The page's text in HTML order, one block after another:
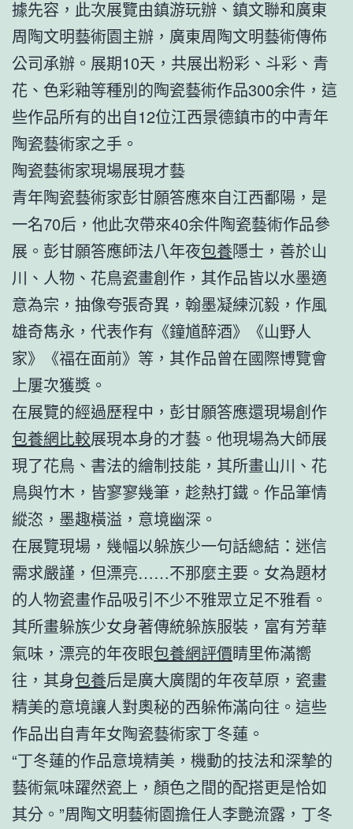
據先容，此次展覽由鎮游玩辦、鎮文聯和廣東
周陶文明藝術園主辦，廣東周陶文明藝術傳佈
公司承辦。展期10天，共展出粉彩、斗彩、青
花、色彩釉等種別的陶瓷藝術作品300余件，這
些作品所有的出自12位江西景德鎮市的中青年
陶瓷藝術家之手。
陶瓷藝術家現場展現才藝
青年陶瓷藝術家彭甘願答應來自江西鄱陽，是
一名70后，他此次帶來40余件陶瓷藝術作品參
展。彭甘願答應師法八年夜包養隱士，善於山
川、人物、花鳥瓷畫創作，其作品皆以水墨適
意為宗，抽像夸張奇異，翰墨凝練沉毅，作風
雄奇雋永，代表作有《鐘馗醉酒》《山野人
家》《福在面前》等，其作品曾在國際博覽會
上屢次獲獎。
在展覽的經過歷程中，彭甘願答應還現場創作
包養網比較展現本身的才藝。他現場為大師展
現了花鳥、書法的繪制技能，其所畫山川、花
鳥與竹木，皆寥寥幾筆，趁熱打鐵。作品筆情
縱恣，墨趣橫溢，意境幽深。
在展覽現場，幾幅以躲族少一句話總結：迷信
需求嚴謹，但漂亮……不那麼主要。女為題材
的人物瓷畫作品吸引不少不雅眾立足不雅看。
其所畫躲族少女身著傳統躲族服裝，富有芳華
氣味，漂亮的年夜眼包養網評價睛里佈滿嚮
往，其身包養后是廣大廣闊的年夜草原，瓷畫
精美的意境讓人對奧秘的西躲佈滿向往。這些
作品出自青年女陶瓷藝術家丁冬蓮。
“丁冬蓮的作品意境精美，機動的技法和深摯的
藝術氣味躍然瓷上，顏色之間的配搭更是恰如
其分。”周陶文明藝術園擔任人李艷流露，丁冬